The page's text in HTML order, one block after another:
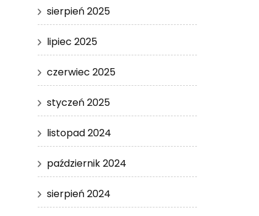
sierpień 2025
lipiec 2025
czerwiec 2025
styczeń 2025
listopad 2024
październik 2024
sierpień 2024